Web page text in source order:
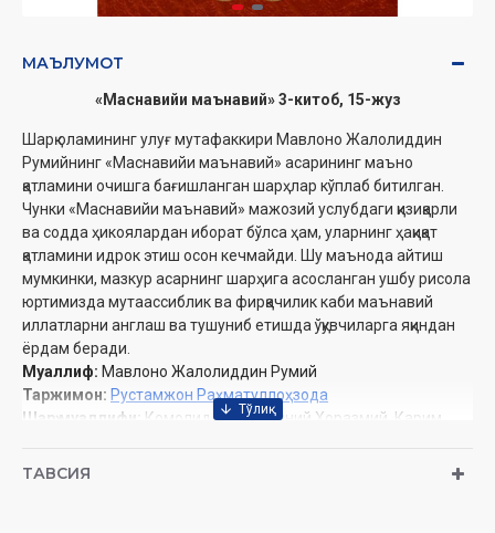
МАЪЛУМОТ
«Маснавийи маънавий» 3-китоб, 15-жуз
Шарқ оламининг улуғ мутафаккири Мавлоно Жалолиддин
Румийнинг «Маснавийи маънавий» асарининг маъно
қатламини очишга бағишланган шарҳлар кўплаб битилган.
Чунки «Маснавийи маънавий» мажозий услубдаги қизиқарли
ва содда ҳикоялардан иборат бўлса ҳам, уларнинг ҳақиқат
қатламини идрок этиш осон кечмайди. Шу маънода айтиш
мумкинки, мазкур асарнинг шарҳига асосланган ушбу рисола
юртимизда мутаассиблик ва фирқачилик каби маънавий
иллатларни англаш ва тушуниб етишда ўқувчиларга яқиндан
ёрдам беради.
Муаллиф: Мавлоно Жалолиддин Румий
Таржимон: Рустамжон Раҳматуллоҳзода
Шарҳ муаллифи: Комолиддин Ҳусайний Хоразмий, Карим
Нашриёт:
ТАВСИЯ